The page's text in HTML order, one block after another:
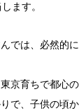
ます。
では、必然的
京育ちで都心
りで、子供の頃